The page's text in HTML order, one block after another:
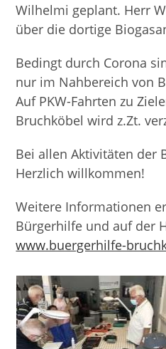
Wilhelmi geplant. Herr
über die dortige
Bedingt durch Corona
nur im Nahbereich von
Auf PKW-Fahrten zu
Bruchköbel wird z.Zt.
Bei allen Aktivitäten der
Herzlich willkommen!
Weitere Informationen
Bürgerhilfe und auf der
www.buergerhilfe-